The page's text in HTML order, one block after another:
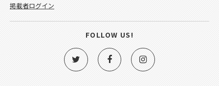
掲載者ログイン
FOLLOW US!